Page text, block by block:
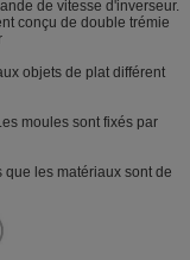
de vitesse d'inverseur.
conçu de double trémie
objets de plat différent
moules sont fixés par
les matériaux sont de